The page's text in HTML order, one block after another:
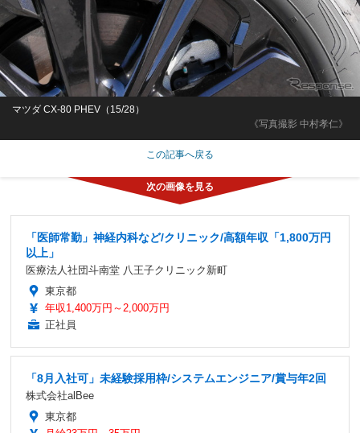
《写真撮影 中村孝仁》
マツダ CX-80 PHEV（15/28）
この記事へ戻る
「医師常勤」神経内科など/クリニック/高額年収「1,800万円
以上」
医療法人社団斗南堂 八王子クリニック新町
東京都
年収1,400万円～2,000万円
正社員
「8月入社可」未経験採用枠/システムエンジニア/賞与年2回
株式会社alBee
東京都